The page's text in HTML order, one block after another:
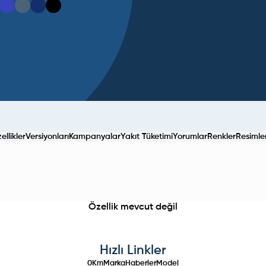
VersiyonlarıKampanyalarYakıt TüketimiYorumlarRenkler
Özellik mevcut değil
Hızlı Linkler
0KmMarkaHaberlerModel